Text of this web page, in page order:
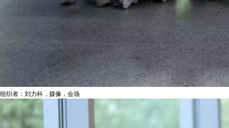
组织者：刘力科，摄像，会场